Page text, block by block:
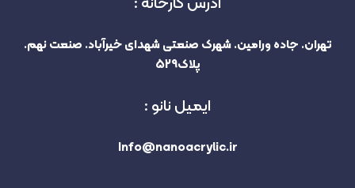
تهران. جاده ورامین. شهرک صنعتی شهدای خیرآباد. صنعت نهم.
پلاک529
ایمیل نانو :
Info@nanoacrylic.ir